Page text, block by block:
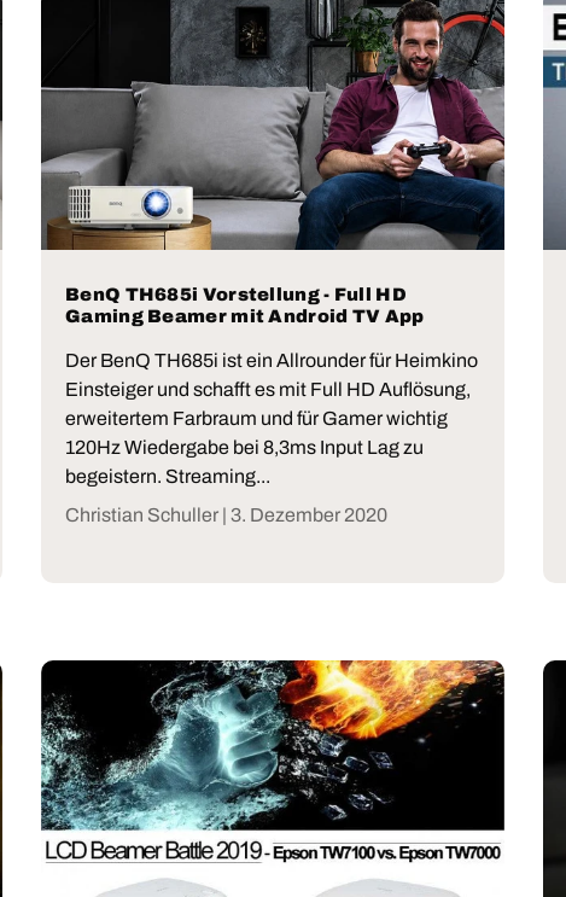
BenQ TH685i Vorstellung - Full HD
Gaming Beamer mit Android TV App
Der BenQ TH685i ist ein Allrounder für Heimkino
Einsteiger und schafft es mit Full HD Auflösung,
erweitertem Farbraum und für Gamer wichtig
120Hz Wiedergabe bei 8,3ms Input Lag zu
begeistern. Streaming...
Christian Schuller | 3. Dezember 2020